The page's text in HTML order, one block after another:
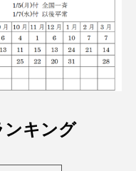
ンキング